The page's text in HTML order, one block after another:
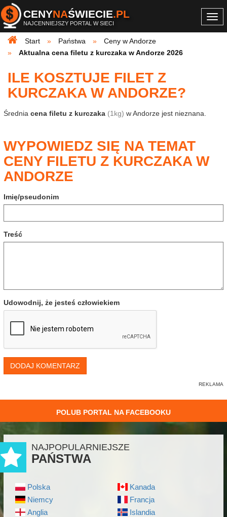
CENYNAŚWIECIE.PL
NAJCENNIEJSZY PORTAL W SIECI
Start
Państwa
Ceny w Andorze
Aktualna cena filetu z kurczaka w Andorze 2026
ILE KOSZTUJE FILET Z
KURCZAKA W ANDORZE?
Średnia cena filetu z kurczaka (1kg) w Andorze jest nieznana.
WYPOWIEDZ SIĘ NA TEMAT
CENY FILETU Z KURCZAKA W
ANDORZE
Imię/pseudonim
Treść
Udowodnij, że jesteś człowiekiem
DODAJ KOMENTARZ
POLUB PORTAL NA FACEBOOKU
NAJPOPULARNIEJSZE
PAŃSTWA
Polska
Niemcy
Anglia
Kanada
Francja
Islandia